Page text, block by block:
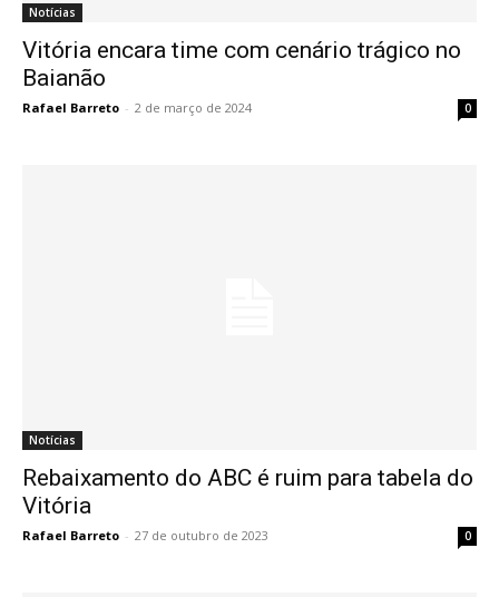
Notícias
Vitória encara time com cenário trágico no
Baianão
Rafael Barreto - 2 de março de 2024 0
Notícias
Rebaixamento do ABC é ruim para tabela do
Vitória
Rafael Barreto - 27 de outubro de 2023 0